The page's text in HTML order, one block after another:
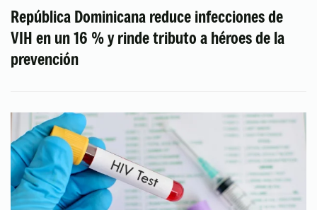
República Dominicana reduce infecciones de
VIH en un 16 % y rinde tributo a héroes de la
prevención